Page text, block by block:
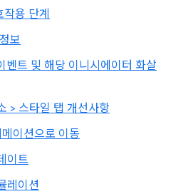
용 단계
보
트 및 해당 이니시에이터 화살
> 스타일 탭 개선사항
이션으로 이동
이트
레이션